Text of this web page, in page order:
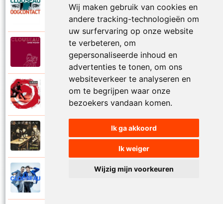
Wij maken gebruik van cookies en
andere tracking-technologieën om
uw surfervaring op onze website
te verbeteren, om
gepersonaliseerde inhoud en
advertenties te tonen, om ons
websiteverkeer te analyseren en
om te begrijpen waar onze
bezoekers vandaan komen.
Ik ga akkoord
Ik weiger
Wijzig mijn voorkeuren
Clouseau
Oogcontact
Clouseau
Clouseau
Over morgen